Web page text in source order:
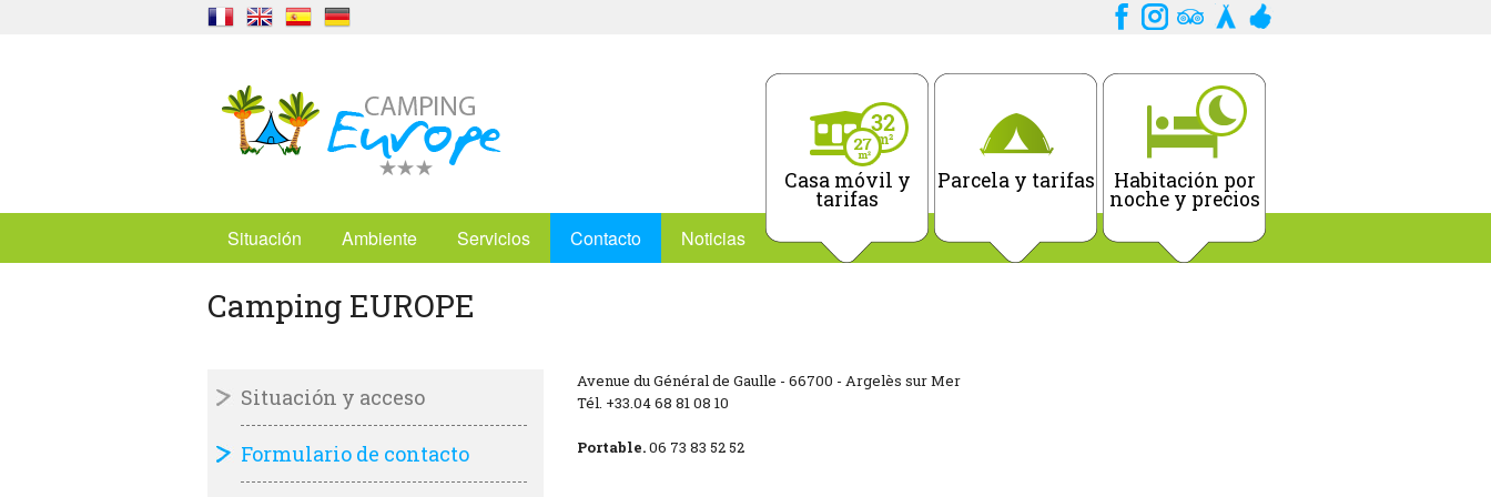
Situación Ambiente Servicios Contacto Noticias
Casa móvil y
tarifas
Parcela y tarifas Habitación por
noche y precios
Camping EUROPE
Situación y acceso
Formulario de contacto
Avenue du Général de Gaulle - 66700 - Argelès sur Mer
Tél. +33.04 68 81 08 10
Portable.06 73 83 52 52